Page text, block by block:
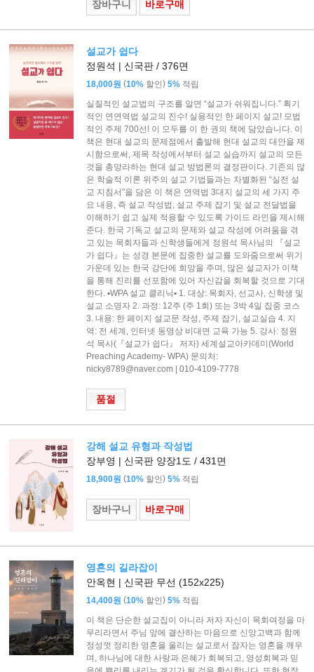
장바구니 바로구매
설교가 쉽다
정원석 | 신국판 / 376면
18,000원 (10% 할인) 5% 적립
실질적인 설교법의 구조를 알면 “설교가 쉬워집니다.” 획기
적인 연연역법 설교의 진수! 실용적인 한 페이지 설교! 모법
적인 주제 700선! 이 모두를 이 한 권의 책에 담았습니다. 이
책은 현대 설교의 문제점에서 출발해 현대 설교의 대안을 제
시함으로써, 제목 작성에서부터 설교 실습까지 설교의 모든
것을 총망라하는 현대 설교 방법론의 결정판이다. 기존의 많
은 학술적 이론 위주의 설교 기법들과는 차별화된 “실전 설
교 지침서”을 담은 이 책은 연역법 3대지 설교의 세 가지 주
요 내용, 즉 설교 작성법, 설교 주제 잡기 및 설교 전달법을
이해하기 쉽고 실제 적용할 수 있도록 가이드 라인을 제시해
준다. 한국 기독교 설교의 문제와 설교 작성에 어려움을 겪
고 있는 목회자들과 신학생들에게 정원석 목사님의 『설교
가 쉽다』는 성경 본문에 집중한 설교를 도와줌으로써 위기
가운데 있는 한국 강단에 희망을 주며, 많은 설교자가 이책
을 통해 진리를 선포함에 있어 자신감을 회복할 것으로 기대
한다. ▪WPA 설교 클리닉▪ 1. 대상: 목회자, 선교사, 신학생 및
설교 소명자 2. 과정: 12주 (주 1회) 또는 3박 4일 집중 코스
3. 내용: 한 페이지 설교문 작성, 주제 잡기, 설교실습 4. 지
역: 전 세계, 인터넷 동영상 비대면 교육 가능 5. 강사: 정원
석 목사(『설교가 쉽다』 저자) 세계설교아카데미(World
Preaching Academy- WPA) 문의처:
nicky8789@naver.com | 010-4109-7778
품절
강해 설교 유형과 작성법
장부영 | 신국판 양장1도 / 431면
18,900원 (10% 할인) 5% 적립
장바구니 바로구매
영혼의 길라잡이
안옥현 | 신국판 무선 (152x225)
14,400원 (10% 할인) 5% 적립
이 책은 단순한 설교집이 아니라 저자 자신이 목회여정을 마
무리라면서 주님 앞에 결산하는 마음으로 신앙고백과 함께
정성껏 정리한 영혼을 울리는 설교로서 잠자는 영혼을 깨우
며, 하나님에 대한 사랑과 은혜가 회복되고, 영성회복과 믿